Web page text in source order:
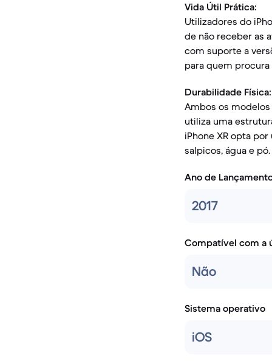
Vida Útil Prática:
Utilizadores do
de não receber as
com suporte a
para quem
Durabilidade Física:
Ambos os
utiliza uma
iPhone XR opta
salpicos, água e pó.
Ano de
2017
Compatível com a
Não
Sistema operativo
iOS